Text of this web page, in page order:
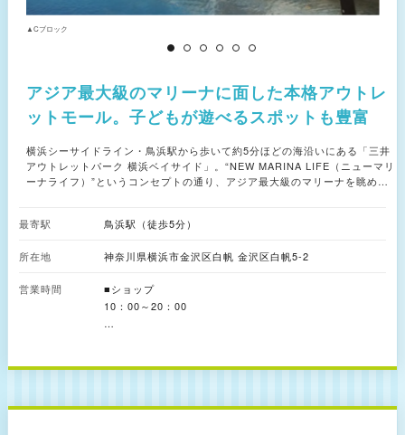
▲Cブロック
アジア最大級のマリーナに面した本格アウトレ
ットモール。子どもが遊べるスポットも豊富
横浜シーサイドライン・鳥浜駅から歩いて約5分ほどの海沿いにある「三井
アウトレットパーク 横浜ベイサイド」。“NEW MARINA LIFE（ニューマリ
ーナライフ）”というコンセプトの通り、アジア最大級のマリーナを眺めな
ップが多数入居。アウトレット価格で購入できるため、おトクに買い物がで
ートを備えた建物（Cブロック）が立地。建物内にある約600㎡の吹き抜け
ントが催されています。 また、公園一体型の大型店舗「ユニクロ PARK 横
浜ベイサイド店」と隣接しているほか、マリーナ付近には浅瀬などもあり、
最寄駅 鳥浜駅（徒歩5分）
所在地 神奈川県横浜市金沢区白帆 金沢区白帆5-2
営業時間
■ショップ
10：00～20：00
※ラストオーダーは店舗により異なります。